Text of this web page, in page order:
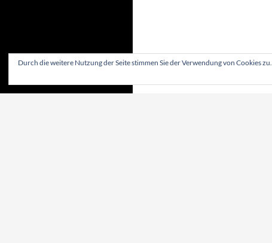
Durch die weitere Nutzung der Seite stimmen Sie der Verwendung von Cookies zu.